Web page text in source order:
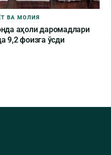
ВА МОЛИЯ
аҳоли даромадлари
9,2 фоизга ўсди